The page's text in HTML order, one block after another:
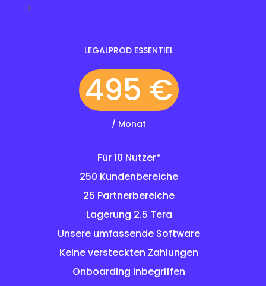
>
LEGALPROD ESSENTIEL
495 €
/ Monat
Für 10 Nutzer*
250 Kundenbereiche
25 Partnerbereiche
Lagerung 2.5 Tera
Unsere umfassende Software
Keine versteckten Zahlungen
Onboarding inbegriffen